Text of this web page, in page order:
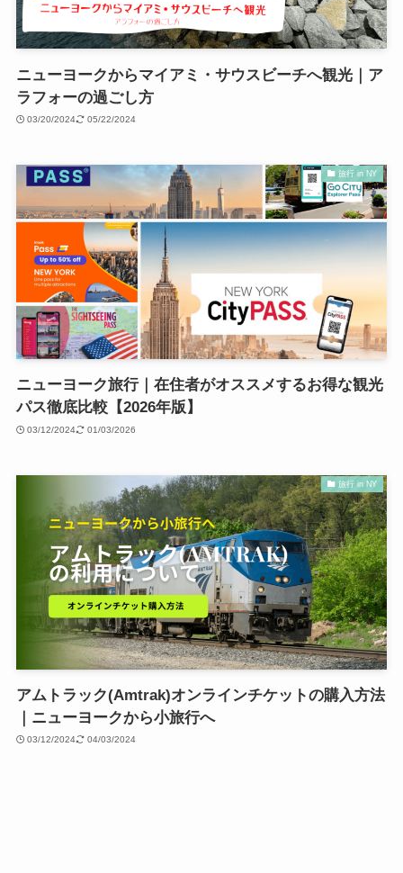
ニューヨークからマイアミ・サウスビーチへ観光｜ア
ラフォーの過ごし方
03/20/2024 05/22/2024
旅行 in NY
ニューヨーク旅行｜在住者がオススメするお得な観光
パス徹底比較【2026年版】
03/12/2024 01/03/2026
旅行 in NY
アムトラック(Amtrak)オンラインチケットの購入方法
｜ニューヨークから小旅行へ
03/12/2024 04/03/2024